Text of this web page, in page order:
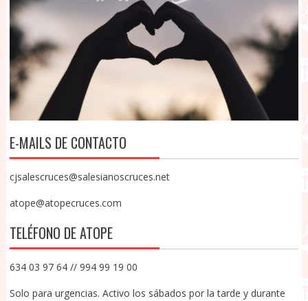
E-MAILS DE CONTACTO
cjsalescruces@salesianoscruces.net
atope@atopecruces.com
TELÉFONO DE ATOPE
634 03 97 64 // 994 99 19 00
Solo para urgencias. Activo los sábados por la tarde y durante